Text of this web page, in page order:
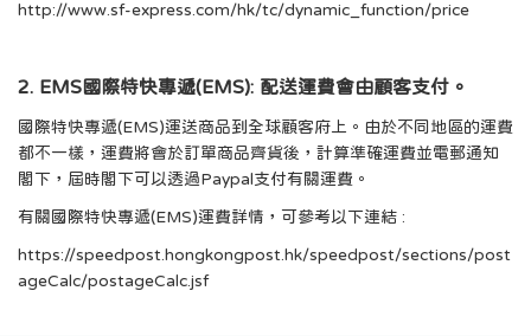
http://www.sf-express.com/hk/tc/dynamic_function/price
2. EMS國際特快專遞(EMS): 配送運費會由顧客支付。
國際特快專遞(EMS)運送商品到全球顧客府上。由於不同地區的運費
都不一樣，運費將會於訂單商品齊貨後，計算準確運費並電郵通知
閣下，屆時閣下可以透過Paypal支付有關運費。
有關國際特快專遞(EMS)運費詳情，可參考以下連結 :
https://speedpost.hongkongpost.hk/speedpost/sections/post
ageCalc/postageCalc.jsf